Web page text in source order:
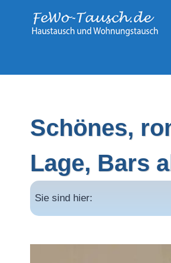
Schönes,
Lage, Bars
Sie sind hier: